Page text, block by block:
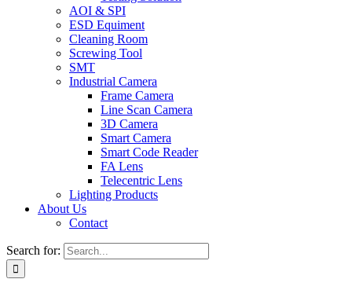
AOI & SPI
ESD Equiment
Cleaning Room
Screwing Tool
SMT
Industrial Camera
Frame Camera
Line Scan Camera
3D Camera
Smart Camera
Smart Code Reader
FA Lens
Telecentric Lens
Lighting Products
About Us
Contact
Search for: